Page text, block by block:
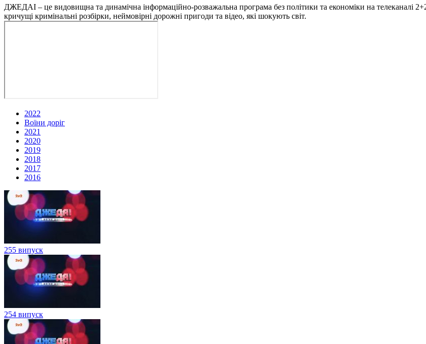
ДЖЕДАІ – це видовищна та динамічна інформаційно-розважальна програма без політики та економіки на телеканалі
кричущі кримінальні розбірки, неймовірні дорожні пригоди та відео, які шокують світ.
2022
Воїни доріг
2021
2020
2019
2018
2017
2016
255 випуск
254 випуск